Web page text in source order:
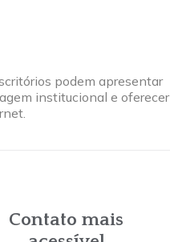
podem apresentar
institucional e oferecer
Contato mais